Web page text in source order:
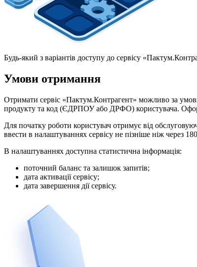
Будь-який з варіантів доступу до сервісу
Умови отримання
Отримати сервіс «Пактум.Контрагент» можливо за
продукту та код (ЄДРПОУ або ДРФО) користувача.
Для початку роботи користувач отримує від
ввести в налаштуваннях сервісу не пізніше ніж через
В налаштуваннях доступна статистична інформація:
поточний баланс та залишок запитів;
дата активації сервісу;
дата завершення дії сервісу.